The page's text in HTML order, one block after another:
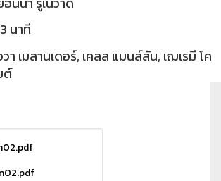
นาที
วา เมลานเดอร์, เคลส แมนส์สัน, เฌเรมี โค
ต์